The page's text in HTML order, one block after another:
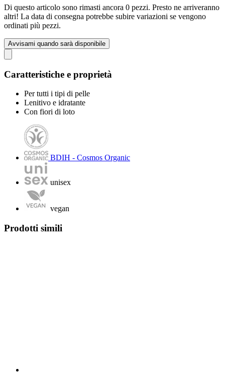
Di questo articolo sono rimasti ancora 0 pezzi. Presto ne arriveranno
altri! La data di consegna potrebbe subire variazioni se vengono
ordinati più pezzi.
Avvisami quando sarà disponibile
Caratteristiche e proprietà
Per tutti i tipi di pelle
Lenitivo e idratante
Con fiori di loto
BDIH - Cosmos Organic
unisex
vegan
Prodotti simili